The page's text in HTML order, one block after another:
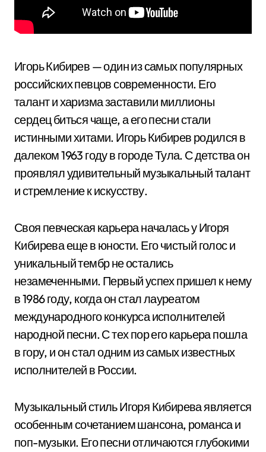
Игорь Кибирев — один из самых популярных
российских певцов современности. Его
талант и харизма заставили миллионы
сердец биться чаще, а его песни стали
истинными хитами. Игорь Кибирев родился в
далеком 1963 году в городе Тула. С детства он
проявлял удивительный музыкальный талант
и стремление к искусству.
Своя певческая карьера началась у Игоря
Кибирева еще в юности. Его чистый голос и
уникальный тембр не остались
незамеченными. Первый успех пришел к нему
в 1986 году, когда он стал лауреатом
международного конкурса исполнителей
народной песни. С тех пор его карьера пошла
в гору, и он стал одним из самых известных
исполнителей в России.
Музыкальный стиль Игоря Кибирева является
особенным сочетанием шансона, романса и
поп-музыки. Его песни отличаются глубокими